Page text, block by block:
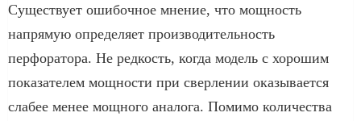
Существует ошибочное мнение, что мощность
напрямую определяет производительность
перфоратора. Не редкость, когда модель с хорошим
показателем мощности при сверлении оказывается
слабее менее мощного аналога. Помимо количества